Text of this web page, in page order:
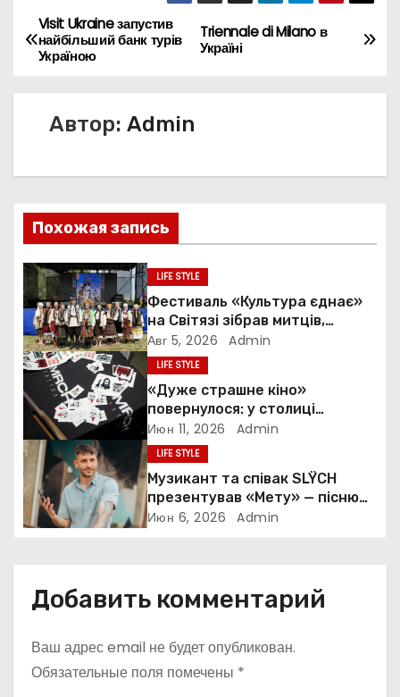
Н
а
г
а
ц
и
я
п
о
з
а
п
с
я
м
Triennale di Milano в
Україні
Visit Ukraine запустив
найбільший банк турів
Україною
Автор: Admin
Похожая запись
LIFE STYLE
Фестиваль «Культура єднає»
на Світязі зібрав митців,
ветеранів і громади з усієї
України
Авг 5, 2026 Admin
LIFE STYLE
«Дуже страшне кіно»
повернулося: у столиці
пройшов закритий показ
культової комедії
Июн 11, 2026 Admin
LIFE STYLE
Музикант та співак SLŸCH
презентував «Мету» — пісню
про пошук сенсу та внутрішню
Июн 6, 2026 Admin
Добавить комментарий
Ваш адрес email не будет опубликован.
Обязательные поля помечены *